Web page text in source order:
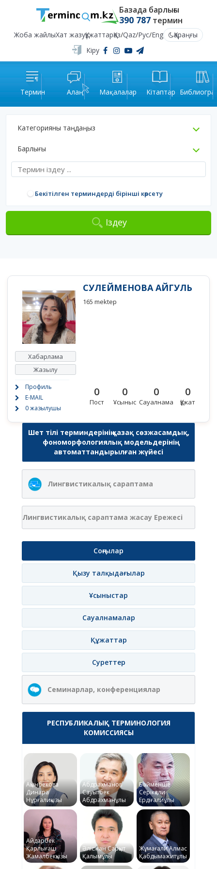
Базада барлығы
390 787термин
Жоба жайлыХат жазуҚұжаттарҚаз/Qaz/Рус/Eng
Қараңғы
Кіру
Термин Алаң Мақалалар Кітаптар
Категорияны таңдаңыз
Барлығы
Бекітілген терминдерді бірінші көрсету
Іздеу
Хабарлама
Жазылу
Профиль
E-MAIL
0 жазылушы
СУЛЕЙМЕНОВА АЙГУЛЬ
165 mektep
0
Пост
0
Ұсыныс
0
Сауалнама
0
Құжат
Шет тілі терминдерінің қазақ сөзжасамдық,
фономорфологиялық модельдерінің
автоматтандырылған жүйесі
Лингвистикалық сараптама
Лингвистикалық сараптама жасау Ережесі
Соңғылар
Қызу талқыдағылар
Ұсыныстар
Сауалнамалар
Құжаттар
Суреттер
Семинарлар, конференциялар
РЕСПУБЛИКАЛЫҚ ТЕРМИНОЛОГИЯ
КОМИССИЯСЫ
Ақынбекова
Динара
Нұрғалиқызы
Абдрахманов
Сауытбек
Абдрахманұлы
Байменше
Серікқали
Ердіғалиұлы
Айдарбек
Қарлығаш
Жамалбекқызы
Әлісжан Сарқыт
Қалымұлы
Жұмағали Алмас
Қабдымәжитұлы